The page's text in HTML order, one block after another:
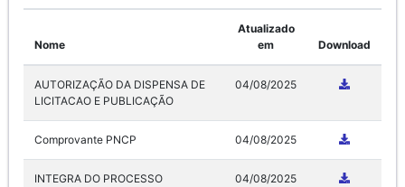
Nome
Atualizado
em
Download
AUTORIZAÇÃO DA DISPENSA DE
LICITACAO E PUBLICAÇÃO
04/08/2025
Comprovante PNCP 04/08/2025
INTEGRA DO PROCESSO 04/08/2025